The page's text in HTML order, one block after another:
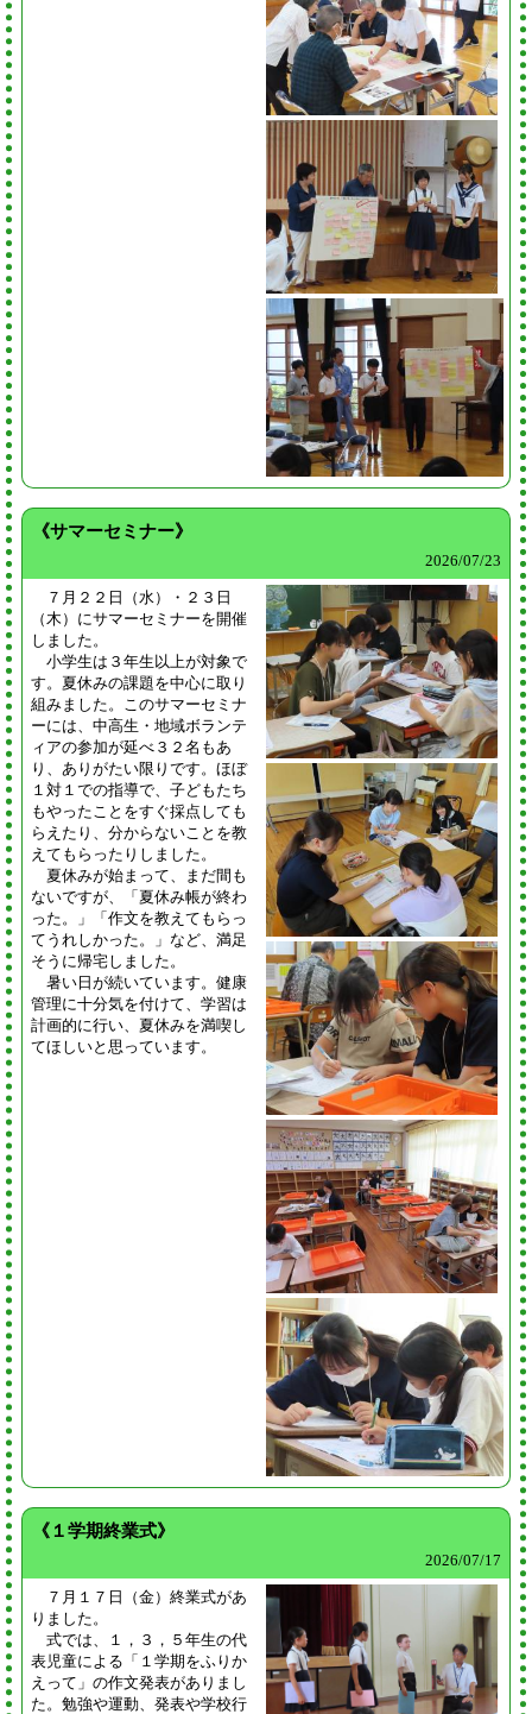
《サマーセミナー》
2026/07/23
７月２２日（水）・２３日
（木）にサマーセミナーを開催
しました。
小学生は３年生以上が対象で
す。夏休みの課題を中心に取り
組みました。このサマーセミナ
ーには、中高生・地域ボランテ
ィアの参加が延べ３２名もあ
り、ありがたい限りです。ほぼ
１対１での指導で、子どもたち
もやったことをすぐ採点しても
らえたり、分からないことを教
えてもらったりしました。
夏休みが始まって、まだ間も
ないですが、「夏休み帳が終わ
った。」「作文を教えてもらっ
てうれしかった。」など、満足
そうに帰宅しました。
暑い日が続いています。健康
管理に十分気を付けて、学習は
計画的に行い、夏休みを満喫し
てほしいと思っています。
《１学期終業式》
2026/07/17
７月１７日（金）終業式があ
りました。
式では、１，３，５年生の代
表児童による「１学期をふりか
えって」の作文発表がありまし
た。勉強や運動、発表や学校行